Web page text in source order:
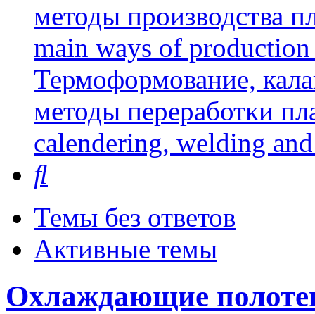
методы производства
main ways of
Термоформование,
методы переработки
calendering, welding
Темы без ответов
Активные темы
Охлаждающие